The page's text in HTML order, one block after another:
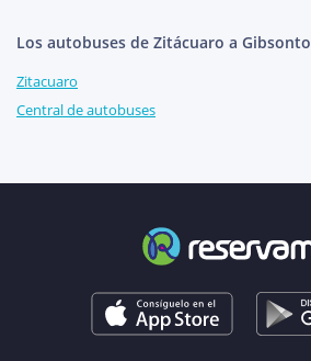
Los autobuses de Zitácuaro a
Zitacuaro
Central de autobuses